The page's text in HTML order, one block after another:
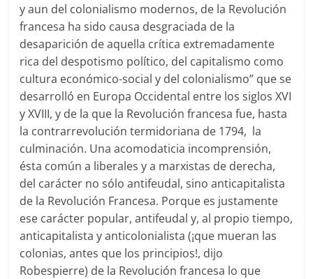
y aun del colonialismo modernos, de la Revolución
francesa ha sido causa desgraciada de la
desaparición de aquella crí­tica extremadamente
rica del despotismo político, del capitalismo como
cultura económico-social y del colonialismo” que se
desarrolló en Europa Occidental entre los siglos XVI
y XVIII, y de la que la Revolución francesa fue, hasta
la contrarrevolución termidoriana de 1794, la
culminación. Una acomodaticia incomprensión,
ésta común a liberales y a marxistas de derecha,
del carácter no sólo antifeudal, sino anticapitalista
de la Revolución Francesa. Porque es justamente
ese carácter popular, antifeudal y, al propio tiempo,
anticapitalista y anticolonialista (¡que mueran las
colonias, antes que los principios!, dijo
Robespierre) de la Revolución francesa lo que